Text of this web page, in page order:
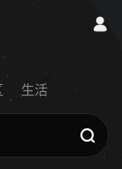
生活